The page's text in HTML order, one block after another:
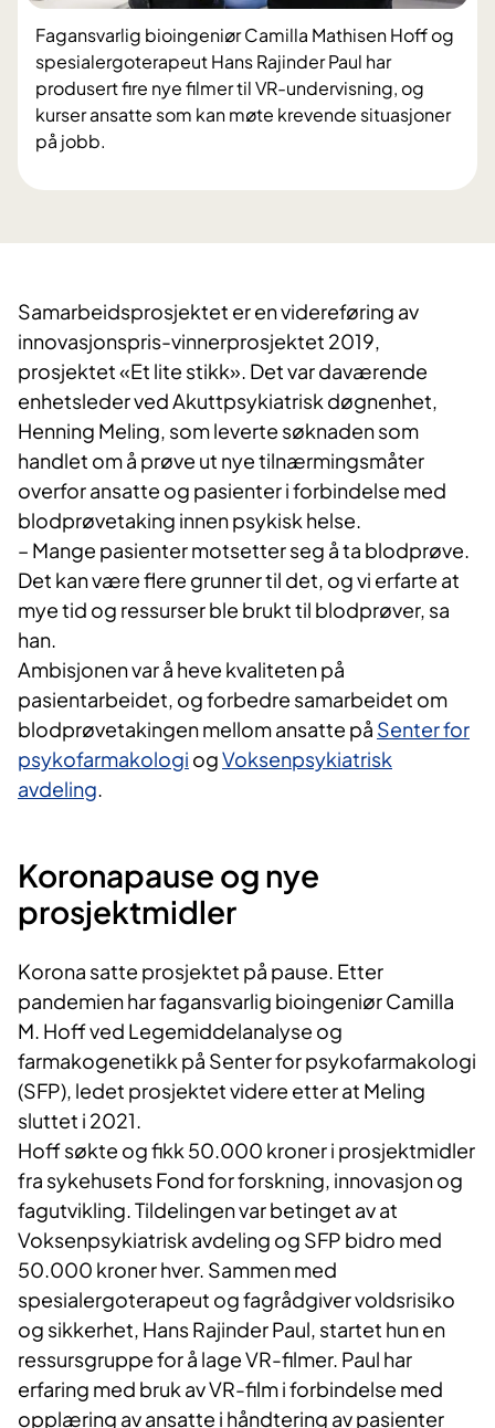
Fagansvarlig bioingeniør Camilla Mathisen Hoff og
spesialergoterapeut Hans Rajinder Paul har
produsert fire nye filmer til VR-undervisning, og
kurser ansatte som kan møte krevende situasjoner
på jobb.
Samarbeidsprosjektet er en videreføring av
innovasjonspris-vinnerprosjektet 2019,
prosjektet «Et lite stikk». Det var daværende
enhetsleder ved Akuttpsykiatrisk døgnenhet,
Henning Meling, som leverte søknaden som
handlet om å prøve ut nye tilnærmingsmåter
overfor ansatte og pasienter i forbindelse med
blodprøvetaking innen psykisk helse.
– Mange pasienter motsetter seg å ta blodprøve.
Det kan være flere grunner til det, og vi erfarte at
mye tid og ressurser ble brukt til blodprøver, sa
han.
Ambisjonen var å heve kvaliteten på
pasientarbeidet, og forbedre samarbeidet om
blodprøvetakingen mellom ansatte på Senter for
psykofarmakologi ogVoksenpsykiatrisk
avdeling.
Koronapause og nye
prosjektmidler
Korona satte prosjektet på pause. Etter
pandemien har fagansvarlig bioingeniør Camilla
M. Hoff ved Legemiddelanalyse og
farmakogenetikk på Senter for psykofarmakologi
(SFP), ledet prosjektet videre etter at Meling
sluttet i 2021.
Hoff søkte og fikk 50.000 kroner i prosjektmidler
fra sykehusets Fond for forskning, innovasjon og
fagutvikling. Tildelingen var betinget av at
Voksenpsykiatrisk avdeling og SFP bidro med
50.000 kroner hver. Sammen med
spesialergoterapeut og fagrådgiver voldsrisiko
og sikkerhet, Hans Rajinder Paul, startet hun en
ressursgruppe for å lage VR-filmer. Paul har
erfaring med bruk av VR-film i forbindelse med
opplæring av ansatte i håndtering av pasienter